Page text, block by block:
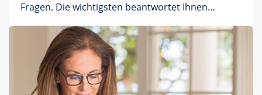
Fragen. Die wichtigsten beantwortet Ihnen